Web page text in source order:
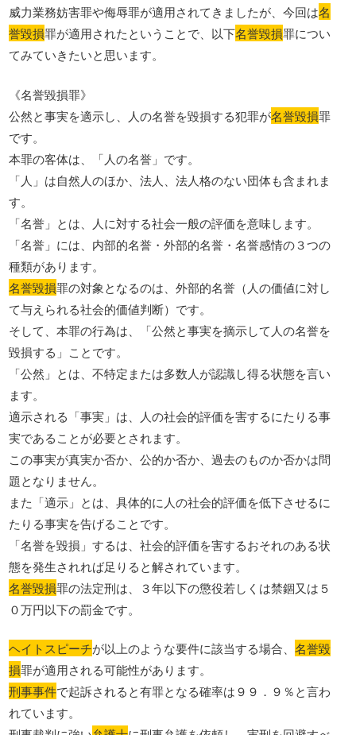
威力業務妨害罪や侮辱罪が適用されてきましたが、今回は名
誉毀損罪が適用されたということで、以下名誉毀損罪につい
てみていきたいと思います。
《名誉毀損罪》
公然と事実を適示し、人の名誉を毀損する犯罪が名誉毀損罪
です。
本罪の客体は、「人の名誉」です。
「人」は自然人のほか、法人、法人格のない団体も含まれま
す。
「名誉」とは、人に対する社会一般の評価を意味します。
「名誉」には、内部的名誉・外部的名誉・名誉感情の３つの
種類があります。
名誉毀損罪の対象となるのは、外部的名誉（人の価値に対し
て与えられる社会的価値判断）です。
そして、本罪の行為は、「公然と事実を摘示して人の名誉を
毀損する」ことです。
「公然」とは、不特定または多数人が認識し得る状態を言い
ます。
適示される「事実」は、人の社会的評価を害するにたりる事
実であることが必要とされます。
この事実が真実か否か、公的か否か、過去のものか否かは問
題となりません。
また「適示」とは、具体的に人の社会的評価を低下させるに
たりる事実を告げることです。
「名誉を毀損」するは、社会的評価を害するおそれのある状
態を発生されれば足りると解されています。
名誉毀損罪の法定刑は、３年以下の懲役若しくは禁錮又は５
０万円以下の罰金です。
ヘイトスピーチが以上のような要件に該当する場合、名誉毀
損罪が適用される可能性があります。
刑事事件で起訴されると有罪となる確率は９９．９％と言わ
れています。